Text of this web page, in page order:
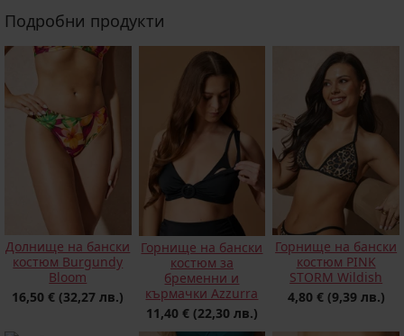
Подробни продукти
Долнище на бански
костюм Burgundy
Bloom
16,50 € (32,27 лв.)
Горнище на бански
костюм за
бременни и
кърмачки Azzurra
11,40 € (22,30 лв.)
Горнище на бански
костюм PINK
STORM Wildish
4,80 € (9,39 лв.)